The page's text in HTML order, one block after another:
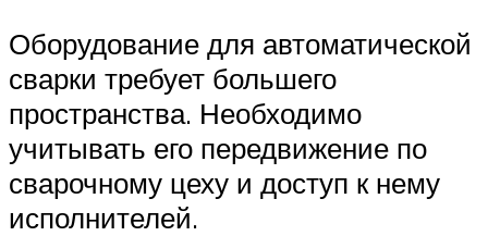
Оборудование для автоматической
сварки требует большего
пространства. Необходимо
учитывать его передвижение по
сварочному цеху и доступ к нему
исполнителей.